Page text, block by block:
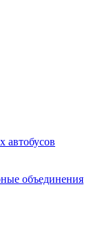
автобусов
объединения